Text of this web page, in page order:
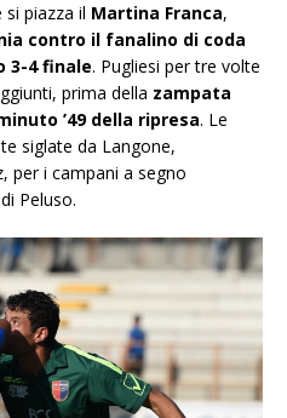
si piazza il Martina Franca,
contro il fanalino di coda
3-4 finale. Pugliesi per tre volte
prima della zampata
’49 della ripresa. Le
siglate da Langone,
per i campani a segno
Peluso.